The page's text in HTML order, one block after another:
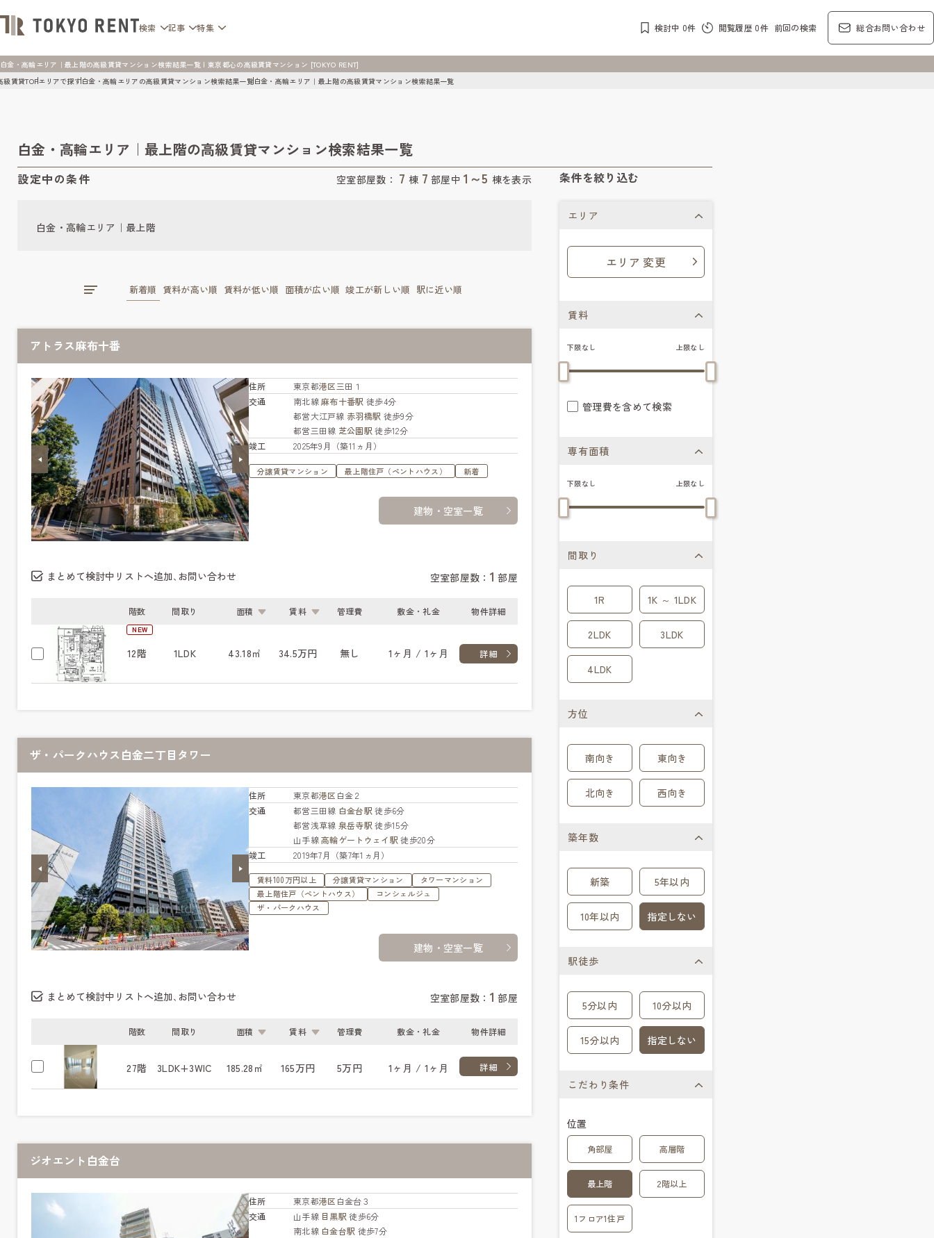
検索 記事 特集 検討中 0件 閲覧履歴 0件 前回の検索 総合お問い合わせ
白金・高輪エリア｜最上階の高級賃貸マンション検索結果一覧 | 東京都心の高級賃貸マンション [TOKYO RENT]
級賃貸TOPエリアで探す白金・高輪エリアの高級賃貸マンション検索結果一覧白金・高輪エリア｜最上階の高級賃貸マンション検索結果一覧
白金・高輪エリア｜最上階の高級賃貸マンション検索結果一覧
設定中の条件 空室部屋数： 7 棟 7 部屋中1～5 棟を表示
白金・高輪エリア｜最上階
新着順 賃料が高い順 賃料が低い順 面積が広い順 竣工が新しい順 駅に近い順
アトラス麻布十番
住所 東京都港区三田１
交通
南北線麻布十番駅 徒歩4分
都営大江戸線 赤羽橋駅 徒歩9分
都営三田線 芝公園駅 徒歩12分
竣工
2025年9月（築11ヵ月）
分譲賃貸マンション 最上階住戸（ペントハウス） 新着
建物・空室一覧
まとめて検討中リストへ追加､お問い合わせ 空室部屋数： 1 部屋
階数 間取り 面積 賃料 管理費 敷金・礼金 物件詳細
NEW
詳細
12階 1LDK 43.18㎡ 34.5万円 無し 1ヶ月 / 1ヶ月
ザ・パークハウス白金二丁目タワー
住所 東京都港区 白金２
交通
都営三田線 白金台駅 徒歩6分
都営浅草線 泉岳寺駅 徒歩15分
山手線高輪ゲートウェイ駅 徒歩20分
竣工
2019年7月（築7年1ヵ月）
賃料100万円以上 分譲賃貸マンション
タワーマンション
最上階住戸（ペントハウス）
コンシェルジュ
ザ・パークハウス
建物・空室一覧
まとめて検討中リストへ追加､お問い合わせ 空室部屋数： 1 部屋
階数 間取り 面積 賃料 管理費 敷金・礼金 物件詳細
詳細
27階 3LDK+3WIC 185.28㎡ 165万円 5万円 1ヶ月 / 1ヶ月
ジオエント白金台
住所 東京都港区 白金台３
交通
山手線 目黒駅 徒歩6分
南北線 白金台駅 徒歩7分
条件を絞り込む
エリア
エリア 変更
賃料
下限なし 上限なし
管理費を含めて検索
専有面積
下限なし 上限なし
間取り
1R 1K ～ 1LDK
2LDK 3LDK
4LDK
方位
南向き 東向き
北向き 西向き
築年数
新築 5年以内
10年以内 指定しない
駅徒歩
5分以内 10分以内
15分以内 指定しない
こだわり条件
位置
角部屋 高層階
最上階 2階以上
1フロア1住戸